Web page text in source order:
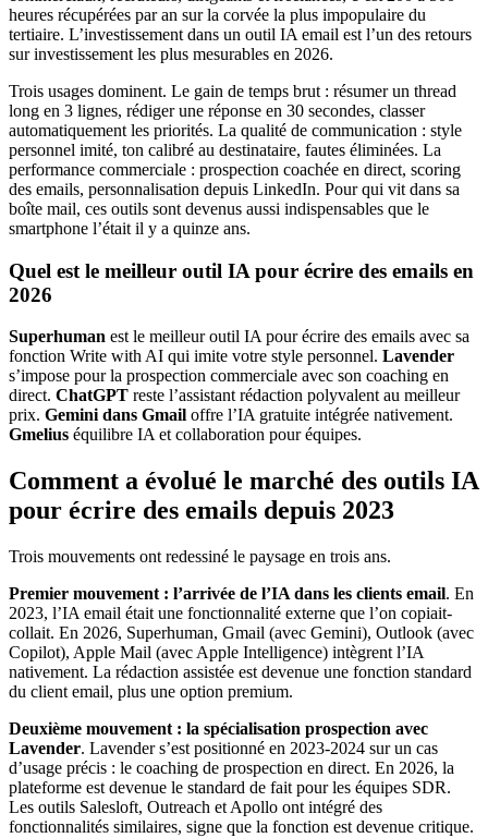
heures récupérées par an sur la corvée la plus impopulaire du
tertiaire. L’investissement dans un outil IA email est l’un des retours
sur investissement les plus mesurables en 2026.
Trois usages dominent. Le gain de temps brut : résumer un thread
long en 3 lignes, rédiger une réponse en 30 secondes, classer
automatiquement les priorités. La qualité de communication : style
personnel imité, ton calibré au destinataire, fautes éliminées. La
performance commerciale : prospection coachée en direct, scoring
des emails, personnalisation depuis LinkedIn. Pour qui vit dans sa
boîte mail, ces outils sont devenus aussi indispensables que le
smartphone l’était il y a quinze ans.
Quel est le meilleur outil IA pour écrire des emails en
2026
Superhuman est le meilleur outil IA pour écrire des emails avec sa
fonction Write with AI qui imite votre style personnel. Lavender
s’impose pour la prospection commerciale avec son coaching en
direct. ChatGPT reste l’assistant rédaction polyvalent au meilleur
prix. Gemini dans Gmail offre l’IA gratuite intégrée nativement.
Gmelius équilibre IA et collaboration pour équipes.
Comment a évolué le marché des outils IA
pour écrire des emails depuis 2023
Trois mouvements ont redessiné le paysage en trois ans.
Premier mouvement : l’arrivée de l’IA dans les clients email. En
2023, l’IA email était une fonctionnalité externe que l’on copiait-
collait. En 2026, Superhuman, Gmail (avec Gemini), Outlook (avec
Copilot), Apple Mail (avec Apple Intelligence) intègrent l’IA
nativement. La rédaction assistée est devenue une fonction standard
du client email, plus une option premium.
Deuxième mouvement : la spécialisation prospection avec
Lavender. Lavender s’est positionné en 2023-2024 sur un cas
d’usage précis : le coaching de prospection en direct. En 2026, la
plateforme est devenue le standard de fait pour les équipes SDR.
Les outils Salesloft, Outreach et Apollo ont intégré des
fonctionnalités similaires, signe que la fonction est devenue critique.